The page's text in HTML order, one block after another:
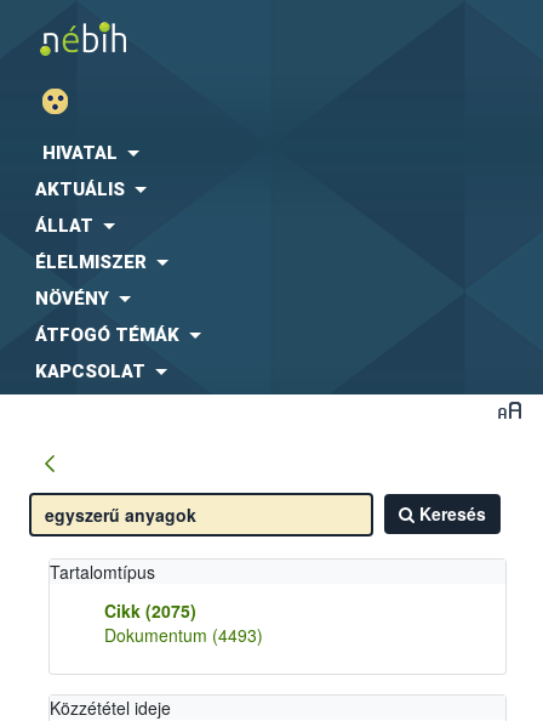
HIVATAL
AKTUÁLIS
ÁLLAT
ÉLELMISZER
NÖVÉNY
ÁTFOGÓ TÉMÁK
KAPCSOLAT
Keresés
Tartalomtípus
Cikk (2075)
Dokumentum (4493)
Közzététel ideje